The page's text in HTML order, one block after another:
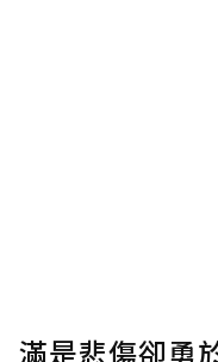
滿是悲傷卻勇